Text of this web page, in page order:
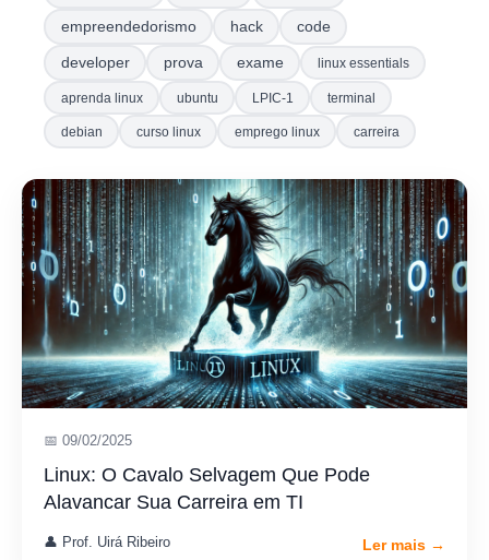
empreendedorismo hack code
developer prova exame linux essentials
aprenda linux ubuntu LPIC-1 terminal
debian curso linux emprego linux carreira
📅 09/02/2025
Linux: O Cavalo Selvagem Que Pode
Alavancar Sua Carreira em TI
👤 Prof. Uirá Ribeiro Ler mais →